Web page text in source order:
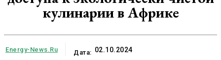
кулинарии в Африке
Energy-News.ru Дата: 02.10.2024